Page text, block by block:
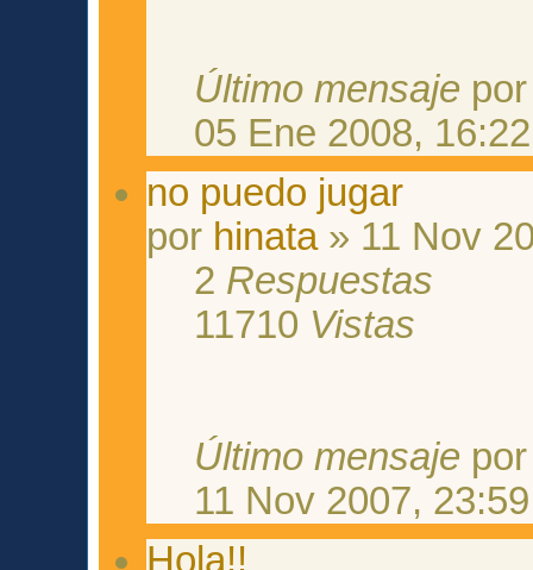
Último mensaje
05 Ene 2008, 16:22
no puedo jugar
por hinata» 11 Nov
2 Respuestas
11710 Vistas
Último mensaje
11 Nov 2007, 23:59
Hola!!